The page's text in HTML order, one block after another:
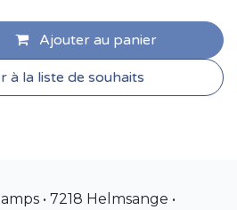
Ajouter au panier
à la liste de souhaits
• 7218 Helmsange •